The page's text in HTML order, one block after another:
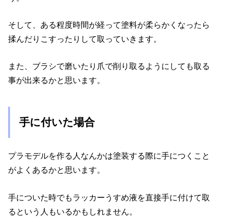
そして、ある程度時間が経って塗料が柔らかくなったら
揉んだりこすったりして取っていきます。
また、ブラシで磨いたり爪で削り取るようにしても取る
事が出来るかと思います。
手に付いた場合
プラモデルを作る人なんかは塗装する際に手につくこと
がよくあるかと思います。
手についた時でもラッカーうすめ液を直接手に付けて取
るという人もいるかもしれません。